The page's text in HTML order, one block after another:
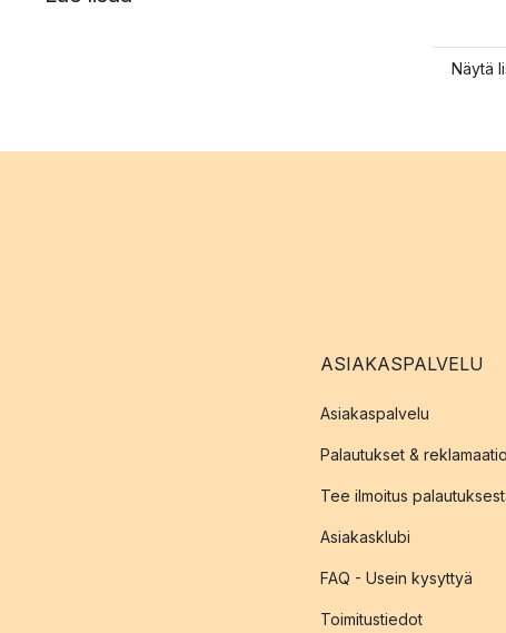
Näytä
ASIAKASPALVELU
Asiakaspalvelu
Palautukset &
Tee ilmoitus
Asiakasklubi
FAQ - Usein kysyttyä
Toimitustiedot